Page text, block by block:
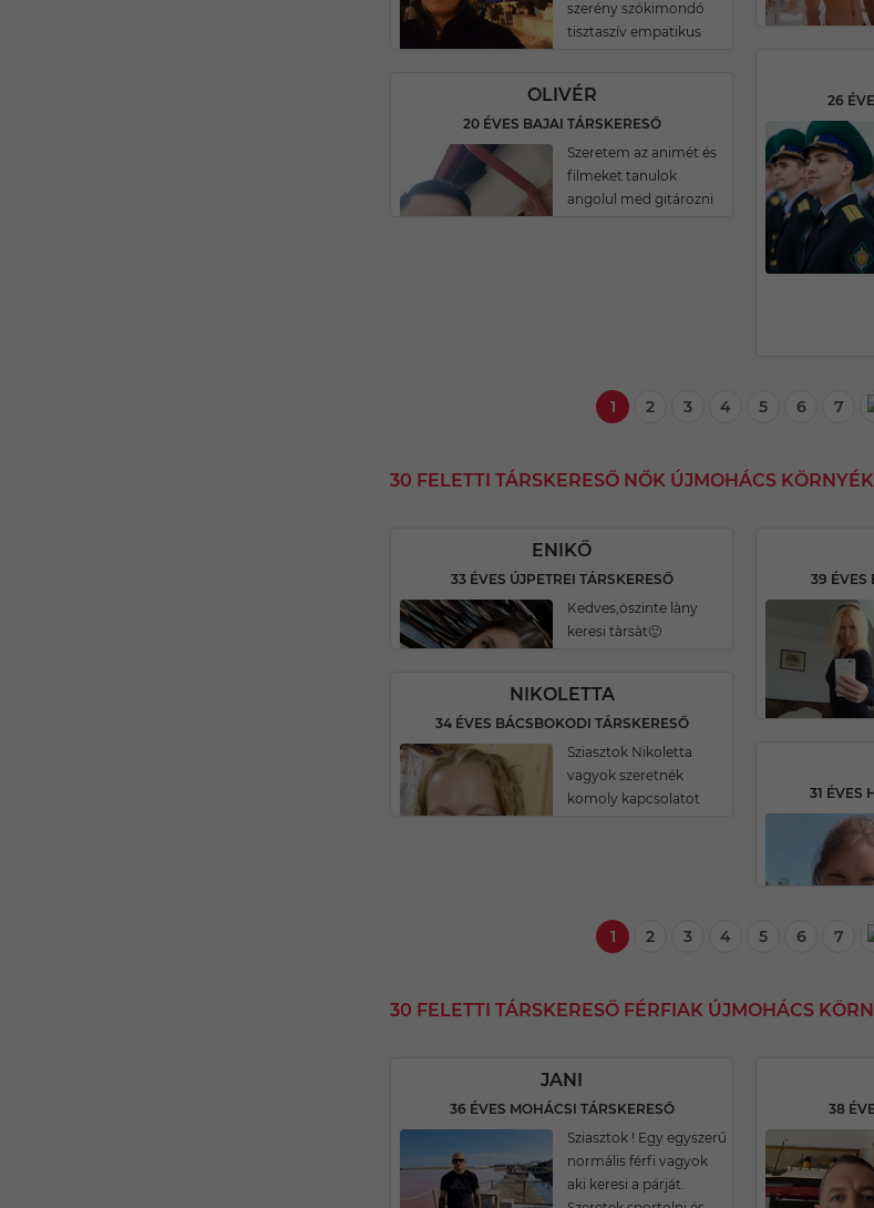
szerény szókimondó
tisztaszív empatikus
OLIVÉR
20 ÉVES BAJAI TÁRSKERESŐ
Szeretem az animét és
filmeket tanulok
angolul med gitározni
26
1 2 3 4 5 6 7
30 FELETTI TÁRSKERESŐ NŐK ÚJMOHÁCS
ENIKŐ
33 ÉVES ÚJPETREI TÁRSKERESŐ
Kedves,öszinte làny
keresi tàrsàt🙂
NIKOLETTA
34 ÉVES BÁCSBOKODI TÁRSKERESŐ
Sziasztok Nikoletta
vagyok szeretnék
komoly kapcsolatot
39 ÉVES
31 ÉVES
1 2 3 4 5 6 7
30 FELETTI TÁRSKERESŐ FÉRFIAK ÚJMOHÁCS
JANI
36 ÉVES MOHÁCSI TÁRSKERESŐ
Sziasztok ! Egy egyszerű
normális férfi vagyok
aki keresi a párját.
38